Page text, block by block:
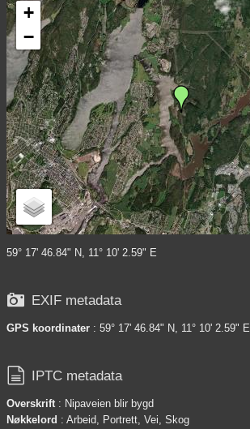
+
−
59° 17' 46.84" N, 11° 10' 2.59" E
 EXIF metadata
GPS koordinater : 59° 17' 46.84" N, 11° 10' 2.59" E
 IPTC metadata
Overskrift: Nipaveien blir bygd
Nøkkelord : Arbeid, Portrett, Vei, Skog